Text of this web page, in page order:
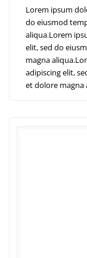
Lorem ipsum
do eiusmod
aliqua.Lorem
elit, sed do
magna
adipiscing elit,
et dolore magna